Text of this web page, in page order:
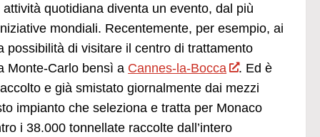
quotidiana diventa un evento, dal più
mondiali. Recentemente, per esempio, ai
possibilità di visitare il centro di trattamento
Monte-Carlo bensì a Cannes-la-Bocca
. Ed è
e già smistato giornalmente dai mezzi
impianto che seleziona e tratta per Monaco
i 38.000 tonnellate raccolte dall’intero